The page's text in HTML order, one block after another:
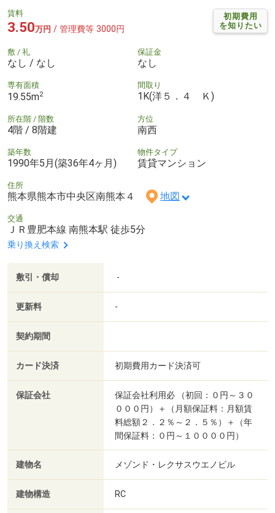
初期費用
を知りたい
賃料
3.50万円 / 管理費等 3000円
敷 / 礼
なし / なし
保証金
なし
専有面積
19.55m2
間取り
1K(洋５．４ Ｋ)
所在階 / 階数
4階 / 8階建
方位
南西
築年数
1990年5月(築36年4ヶ月)
物件タイプ
賃貸マンション
住所
熊本県熊本市中央区南熊本４ 地図
交通
ＪＲ豊肥本線 南熊本駅 徒歩5分
乗り換え検索
敷引・償却 -
更新料 -
契約期間
カード決済 初期費用カード決済可
保証会社
保証会社利用必 （初回：０円～３０
０００円）＋（月額保証料：月額賃
料総額２．２％～２．５％）＋（年
間保証料：０円～１００００円）
建物名 メゾンド・レクサスウエノビル
建物構造 RC